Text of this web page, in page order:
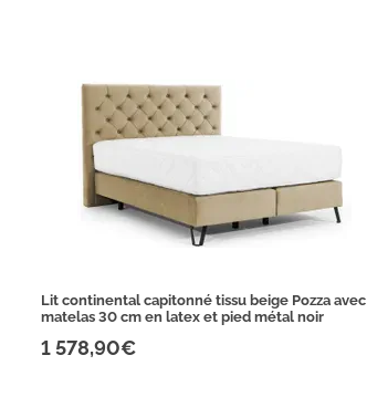
Lit continental capitonné tissu beige Pozza avec
matelas 30 cm en latex et pied métal noir
1 578,90€